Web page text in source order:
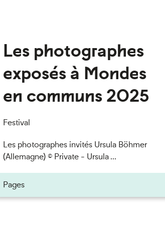
Les photographes
exposés à Mondes
en communs 2025
Festival
Les photographes invités Ursula Böhmer
(Allemagne) © Private - Ursula ...
Pages